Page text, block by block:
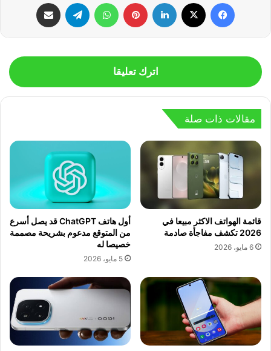
اترك تعليقا
مقالات ذات صلة
قائمة الهواتف الاكثر مبيعا في
2026 تكشف مفاجأة صادمة
6 مايو، 2026
أول هاتف ChatGPT قد يصل أسرع
من المتوقع مدعوم بشريحة مصممة
خصيصا له
5 مايو، 2026